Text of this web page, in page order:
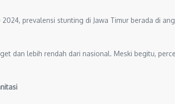
2024, prevalensi stunting di Jawa Timur berada di
dan lebih rendah dari nasional. Meski begitu,